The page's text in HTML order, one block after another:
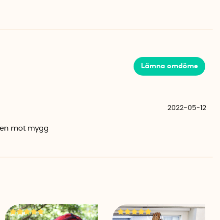
Låt tejpen härda i ca 2 timmar, därefter kan du trycka
monterat nätet kan du klippa bort nät som sticker ut på
Källa: Foundation German Pollen Information
Lämna omdöme
2022-05-12
mot mygg